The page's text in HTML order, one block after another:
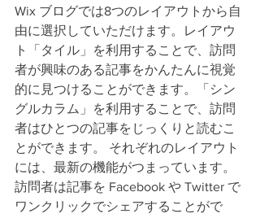
Wix ブログでは8つのレイアウトから自
由に選択していただけます。レイアウ
ト「タイル」を利用することで、訪問
者が興味のある記事をかんたんに視覚
的に見つけることができます。「シン
グルカラム」を利用することで、訪問
者はひとつの記事をじっくりと読むこ
とができます。 それぞれのレイアウト
には、最新の機能がつまっています。
訪問者は記事を Facebook や Twitter で
ワンクリックでシェアすることがで